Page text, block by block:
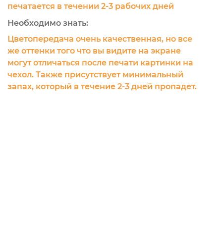
печатается в течении 2-3 рабочих дней
Необходимо знать:
Цветопередача очень качественная, но все
же оттенки того что вы видите на экране
могут отличаться после печати картинки на
чехол. Также присутствует минимальный
запах, который в течение 2-3 дней пропадет.